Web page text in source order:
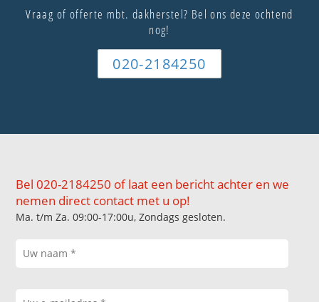
Vraag of offerte mbt. dakherstel? Bel ons deze ochtend
nog!
020-2184250
Bel 020-2184250 of laat een bericht achter en we
nemen direct contact met u op!
Ma. t/m Za. 09:00-17:00u, Zondags gesloten.